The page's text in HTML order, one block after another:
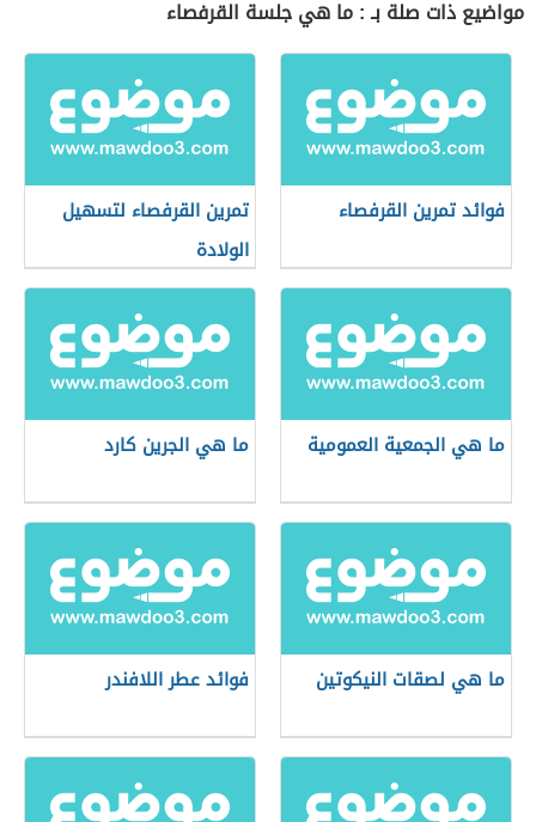
مواضيع ذات صلة بـ : ما هي جلسة القرفصاء
فوائد تمرين القرفصاء
تمرين القرفصاء لتسهيل
الولادة
ما هي الجمعية العمومية ما هي الجرين كارد
ما هي لصقات النيكوتين فوائد عطر اللافندر